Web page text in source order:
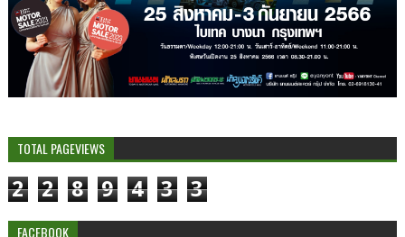
TOTAL PAGEVIEWS
2 2 8 9 4 3 3
FACEBOOK